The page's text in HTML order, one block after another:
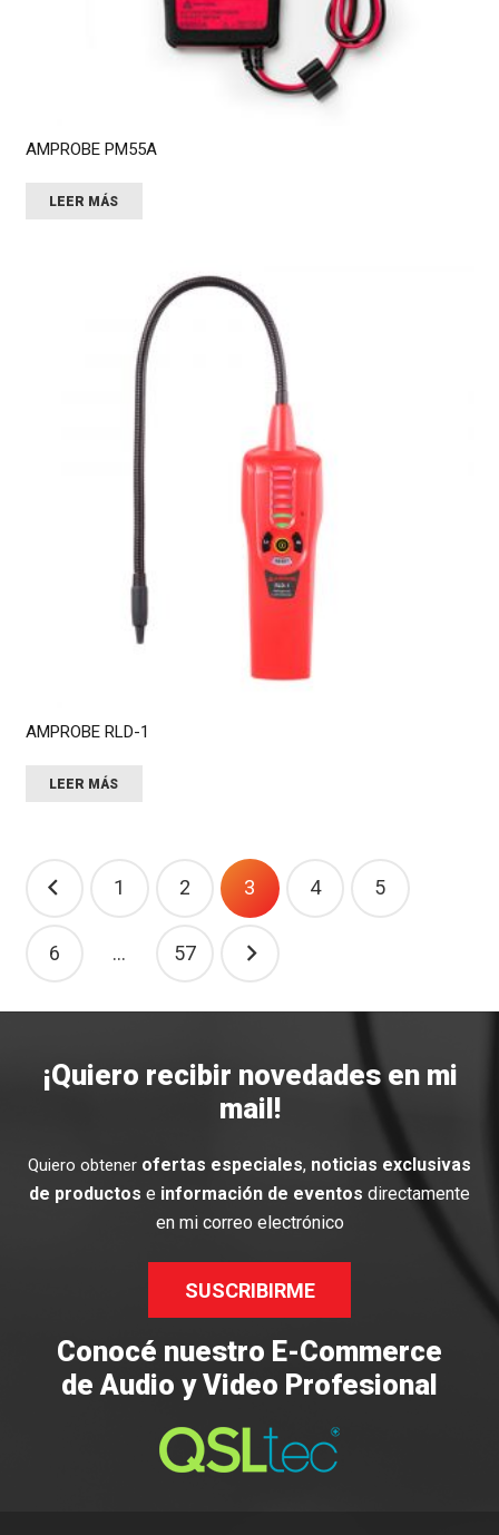
AMPROBE PM55A
LEER MÁS
AMPROBE RLD-1
LEER MÁS
Navegación
entradas
1 2 3 4 5
6 … 57
¡Quiero recibir novedades en mi
mail!
Quiero obtener ofertas especiales, noticias exclusivas
de productos e información de eventos directamente
en mi correo electrónico
SUSCRIBIRME
Conocé nuestro E-Commerce
de Audio y Video Profesional